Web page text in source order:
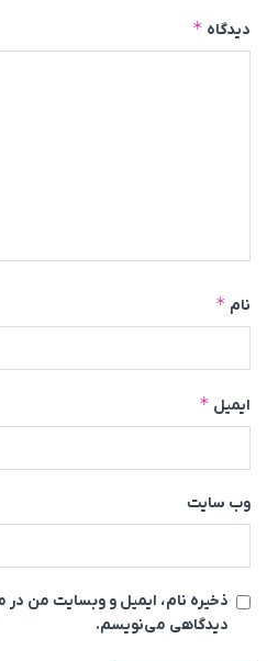
دیدگاه *
نام *
ایمیل *
وب‌ سایت
ذخیره نام، ایمیل و وبسایت من در
دیدگاهی می‌نویسم.